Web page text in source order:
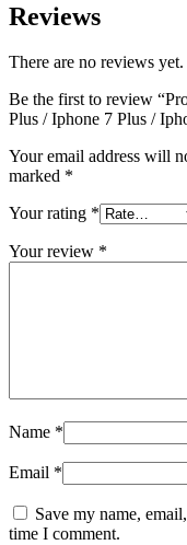
Reviews
There are no reviews yet.
Be the first to review
Plus / Iphone 7 Plus /
Your email address will
marked *
Your rating *
Your review *
Name *
Email *
Save my name,
time I comment.